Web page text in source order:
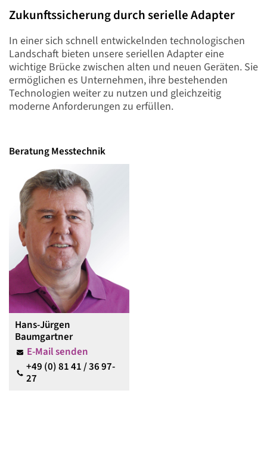
Zukunftssicherung durch serielle Adapter
In einer sich schnell entwickelnden technologischen
Landschaft bieten unsere seriellen Adapter eine
wichtige Brücke zwischen alten und neuen Geräten. Sie
ermöglichen es Unternehmen, ihre bestehenden
Technologien weiter zu nutzen und gleichzeitig
moderne Anforderungen zu erfüllen.
Beratung Messtechnik
Hans-Jürgen
Baumgartner
E-Mail senden
+49 (0) 81 41 / 36 97-
27